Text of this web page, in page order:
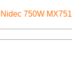
750W MX751